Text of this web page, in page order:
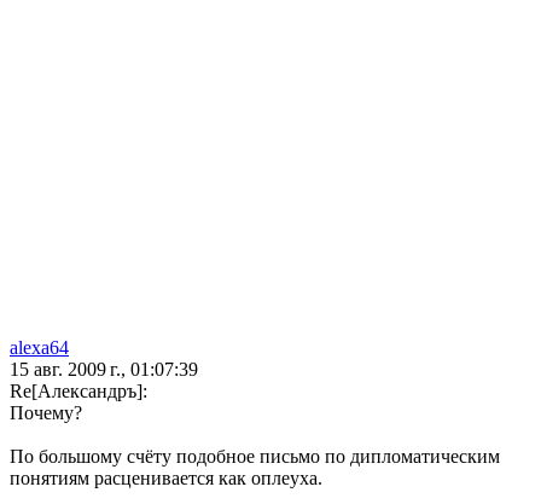
alexa64
15 авг. 2009 г., 01:07:39
Re[Александръ]:
Почему?
По большому счёту подобное письмо по дипломатическим
понятиям расценивается как оплеуха.